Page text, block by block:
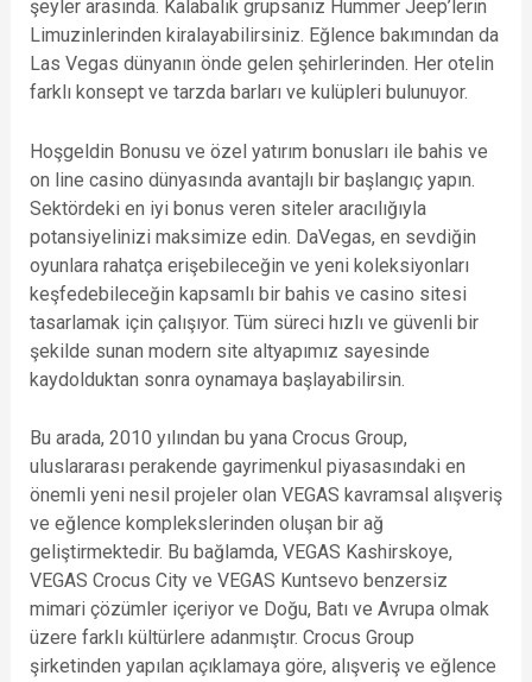
şeyler arasında. Kalabalık grupsanız Hummer Jeep’lerin
Limuzinlerinden kiralayabilirsiniz. Eğlence bakımından da
Las Vegas dünyanın önde gelen şehirlerinden. Her otelin
farklı konsept ve tarzda barları ve kulüpleri bulunuyor.
Hoşgeldin Bonusu ve özel yatırım bonusları ile bahis ve
on line casino dünyasında avantajlı bir başlangıç yapın.
Sektördeki en iyi bonus veren siteler aracılığıyla
potansiyelinizi maksimize edin. DaVegas, en sevdiğin
oyunlara rahatça erişebileceğin ve yeni koleksiyonları
keşfedebileceğin kapsamlı bir bahis ve casino sitesi
tasarlamak için çalışıyor. Tüm süreci hızlı ve güvenli bir
şekilde sunan modern site altyapımız sayesinde
kaydolduktan sonra oynamaya başlayabilirsin.
Bu arada, 2010 yılından bu yana Crocus Group,
uluslararası perakende gayrimenkul piyasasındaki en
önemli yeni nesil projeler olan VEGAS kavramsal alışveriş
ve eğlence komplekslerinden oluşan bir ağ
geliştirmektedir. Bu bağlamda, VEGAS Kashirskoye,
VEGAS Crocus City ve VEGAS Kuntsevo benzersiz
mimari çözümler içeriyor ve Doğu, Batı ve Avrupa olmak
üzere farklı kültürlere adanmıştır. Crocus Group
şirketinden yapılan açıklamaya göre, alışveriş ve eğlence